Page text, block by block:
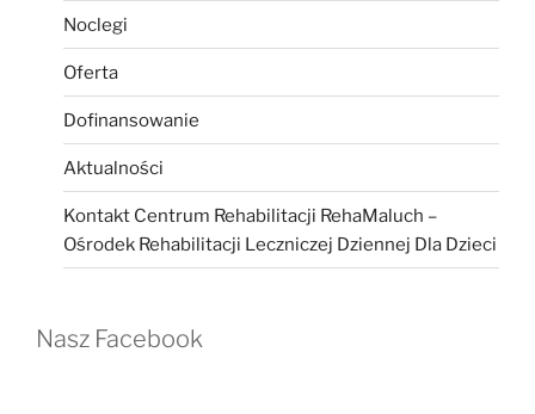
Noclegi
Oferta
Dofinansowanie
Aktualności
Kontakt Centrum Rehabilitacji RehaMaluch –
Ośrodek Rehabilitacji Leczniczej Dziennej Dla Dzieci
Nasz Facebook